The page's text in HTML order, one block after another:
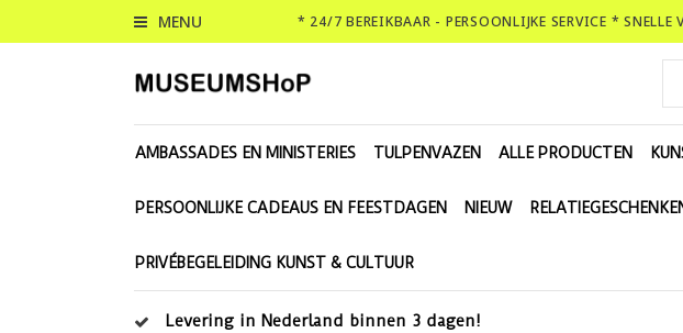
MENU * 24/7 BEREIKBAAR - PERSOONLIJKE SERVICE *
AMBASSADES EN MINISTERIES TULPENVAZEN ALLE PRODUCTEN
PERSOONLIJKE CADEAUS EN FEESTDAGEN NIEUW
PRIVÉBEGELEIDING KUNST & CULTUUR
Levering in Nederland binnen 3 dagen!